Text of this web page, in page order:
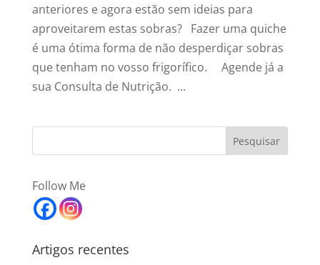
anteriores e agora estão sem ideias para
aproveitarem estas sobras? Fazer uma quiche
é uma ótima forma de não desperdiçar sobras
que tenham no vosso frigorífico. Agende já a
sua Consulta de Nutrição. ...
Follow Me
Artigos recentes